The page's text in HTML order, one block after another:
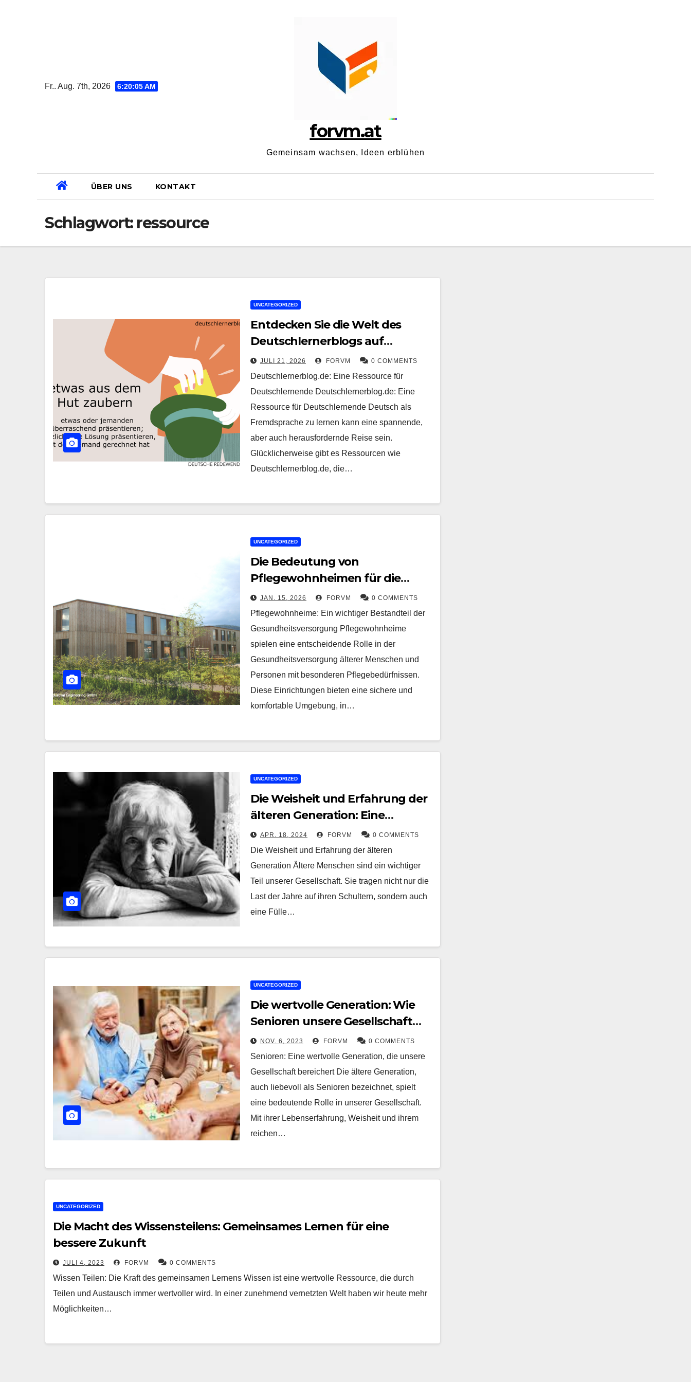
Fr.. Aug. 7th, 2026 6:20:06 AM
forvm.at
Gemeinsam wachsen, Ideen erblühen
ÜBER UNS KONTAKT
Schlagwort: ressource
UNCATEGORIZED
Entdecken Sie die Welt des
Deutschlernerblogs auf
Deutschlernerblog.de
JULI 21, 2026 FORVM 0 COMMENTS
Deutschlernerblog.de: Eine Ressource für
Deutschlernende Deutschlernerblog.de: Eine
Ressource für Deutschlernende Deutsch als
Fremdsprache zu lernen kann eine spannende,
aber auch herausfordernde Reise sein.
Glücklicherweise gibt es Ressourcen wie
Deutschlernerblog.de, die…
UNCATEGORIZED
Die Bedeutung von
Pflegewohnheimen für die
Gesundheitsversorgung älterer
Menschen
JAN. 15, 2026 FORVM 0 COMMENTS
Pflegewohnheime: Ein wichtiger Bestandteil der
Gesundheitsversorgung Pflegewohnheime
spielen eine entscheidende Rolle in der
Gesundheitsversorgung älterer Menschen und
Personen mit besonderen Pflegebedürfnissen.
Diese Einrichtungen bieten eine sichere und
komfortable Umgebung, in…
UNCATEGORIZED
Die Weisheit und Erfahrung der
älteren Generation: Eine
Hommage an alte Menschen
APR. 18, 2024 FORVM 0 COMMENTS
Die Weisheit und Erfahrung der älteren
Generation Ältere Menschen sind ein wichtiger
Teil unserer Gesellschaft. Sie tragen nicht nur die
Last der Jahre auf ihren Schultern, sondern auch
eine Fülle…
UNCATEGORIZED
Die wertvolle Generation: Wie
Senioren unsere Gesellschaft
bereichern
NOV. 6, 2023 FORVM 0 COMMENTS
Senioren: Eine wertvolle Generation, die unsere
Gesellschaft bereichert Die ältere Generation,
auch liebevoll als Senioren bezeichnet, spielt
eine bedeutende Rolle in unserer Gesellschaft.
Mit ihrer Lebenserfahrung, Weisheit und ihrem
reichen…
UNCATEGORIZED
Die Macht des Wissensteilens: Gemeinsames Lernen für eine
bessere Zukunft
JULI 4, 2023 FORVM 0 COMMENTS
Wissen Teilen: Die Kraft des gemeinsamen Lernens Wissen ist eine wertvolle Ressource, die durch
Teilen und Austausch immer wertvoller wird. In einer zunehmend vernetzten Welt haben wir heute mehr
Möglichkeiten…